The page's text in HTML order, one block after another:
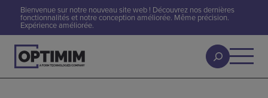
Bienvenue sur notre nouveau site web ! Découvrez nos dernières
fonctionnalités et notre conception améliorée. Même précision.
Expérience améliorée.